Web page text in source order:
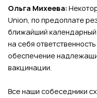
Ольга Михеева:
Union, по предоплате
ближайший
на себя
обеспечение
вакцинации.
Все наши собеседники